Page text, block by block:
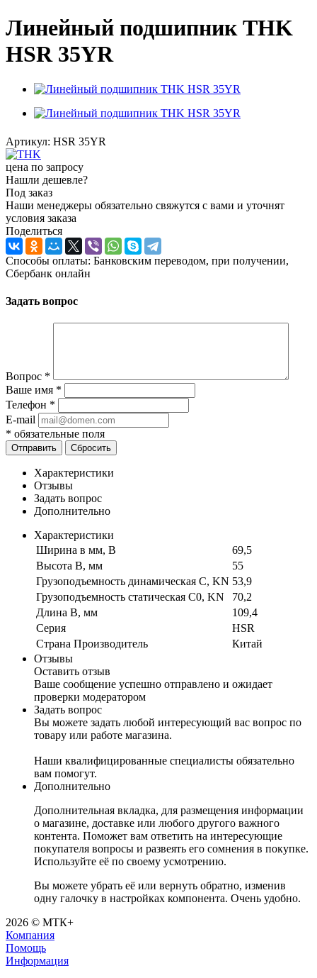
Линейный подшипник THK
HSR 35YR
Артикул: HSR 35YR
цена по запросу
Нашли дешевле?
Под заказ
Наши менеджеры обязательно свяжутся с вами и уточнят
условия заказа
Поделиться
Способы оплаты: Банковским переводом, при получении,
Сбербанк онлайн
Задать вопрос
Вопрос *
Ваше имя *
Телефон *
E-mail
* обязательные поля
Отправить Сбросить
Характеристики
Отзывы
Задать вопрос
Дополнительно
Характеристики
Ширина в мм, B
69,5
Высота B, мм
55
Грузоподъемность динамическая C, KN 53,9
Грузоподъемность статическая C0, KN
70,2
Длина B, мм
109,4
Серия
HSR
Страна Производитель
Китай
Отзывы
Оставить отзыв
Ваше сообщение успешно отправлено и ожидает
проверки модератором
Задать вопрос
Вы можете задать любой интересующий вас вопрос по
товару или работе магазина.
Наши квалифицированные специалисты обязательно
вам помогут.
Дополнительно
Дополнительная вкладка, для размещения информации
о магазине, доставке или любого другого важного
контента. Поможет вам ответить на интересующие
покупателя вопросы и развеять его сомнения в покупке.
Используйте её по своему усмотрению.
Вы можете убрать её или вернуть обратно, изменив
одну галочку в настройках компонента. Очень удобно.
2026 © МТК+
Компания
Помощь
Информация